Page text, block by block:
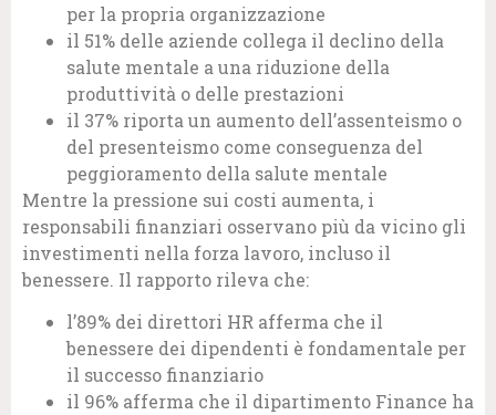
per la propria organizzazione
il 51% delle aziende collega il declino della
salute mentale a una riduzione della
produttività o delle prestazioni
il 37% riporta un aumento dell’assenteismo o
del presenteismo come conseguenza del
peggioramento della salute mentale
Mentre la pressione sui costi aumenta, i
responsabili finanziari osservano più da vicino gli
investimenti nella forza lavoro, incluso il
benessere. Il rapporto rileva che:
l’89% dei direttori HR afferma che il
benessere dei dipendenti è fondamentale per
il successo finanziario
il 96% afferma che il dipartimento Finance ha